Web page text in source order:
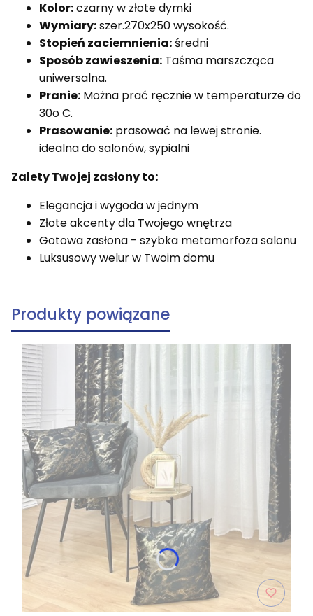
Kolor:czarny w złote dymki
Wymiary:szer.270x250 wysokość.
Stopień zaciemnienia:średni
Sposób zawieszenia: Taśma marszcząca
uniwersalna.
Pranie: Można prać ręcznie w temperaturze do
30o C.
Prasowanie: prasować na lewej stronie.
idealna do salonów, sypialni
Zalety Twojej zasłony to:
Elegancja i wygoda w jednym
Złote akcenty dla Twojego wnętrza
Gotowa zasłona - szybka metamorfoza salonu
Luksusowy welur w Twoim domu
Produkty powiązane